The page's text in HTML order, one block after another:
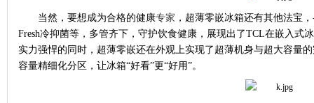
当然，要想成为合格的健康专家 ，超薄零嵌冰箱还有其他法宝，
Fresh冷抑菌等，多管齐下，守护饮食健康，展现出了TCL在嵌入式
实力强悍的同时，超薄零嵌还在外观上实现了超薄机身与超大容量
容量精细化分区，让冰箱“好看”更“好用”。